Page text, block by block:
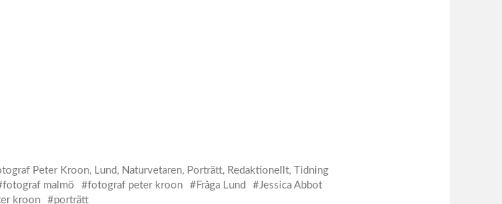
Peter Kroon, Lund , Naturvetaren, Porträtt, Redaktionellt, Tidning
fotograf malmö fotograf peter kroon Fråga Lund
Jessica Abbot
kroon porträtt